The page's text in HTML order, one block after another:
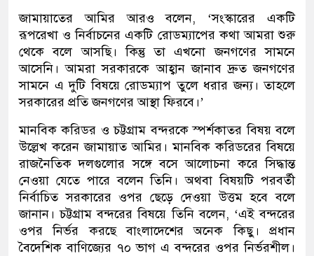
জামায়াতের আমির আরও বলেন, ‘সংস্কারের একটি
রূপরেখা ও নির্বাচনের একটি রোডম্যাপের কথা আমরা শুরু
থেকে বলে আসছি। কিন্তু তা এখনো জনগণের সামনে
আসেনি। আমরা সরকারকে আহ্বান জানাব দ্রুত জনগণের
সামনে এ দুটি বিষয়ে রোডম্যাপ তুলে ধরার জন্য। তাহলে
সরকারের প্রতি জনগণের আস্থা ফিরবে।’
মানবিক করিডর ও চট্টগ্রাম বন্দরকে স্পর্শকাতর বিষয় বলে
উল্লেখ করেন জামায়াত আমির। মানবিক করিডরের বিষয়ে
রাজনৈতিক দলগুলোর সঙ্গে বসে আলোচনা করে সিদ্ধান্ত
নেওয়া যেতে পারে বলেন তিনি। অথবা বিষয়টি পরবর্তী
নির্বাচিত সরকারের ওপর ছেড়ে দেওয়া উত্তম হবে বলে
জানান। চট্টগ্রাম বন্দরের বিষয়ে তিনি বলেন, ‘এই বন্দরের
ওপর নির্ভর করছে বাংলাদেশের অনেক কিছু। প্রধান
বৈদেশিক বাণিজ্যের ৭০ ভাগ এ বন্দরের ওপর নির্ভরশীল।